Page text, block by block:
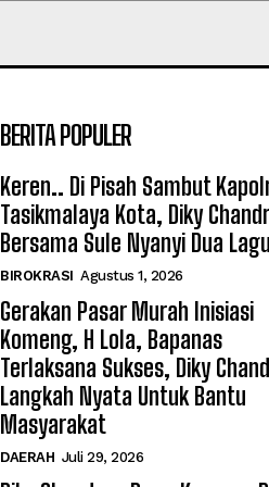
BERITA POPULER
Keren.. Di Pisah Sambut
Tasikmalaya Kota, Diky
Bersama Sule Nyanyi Dua Lagu
BIROKRASI Agustus 1, 2026
Gerakan Pasar Murah Inisiasi
Komeng, H Lola, Bapanas
Terlaksana Sukses, Diky
Langkah Nyata Untuk Bantu
Masyarakat
DAERAH Juli 29, 2026